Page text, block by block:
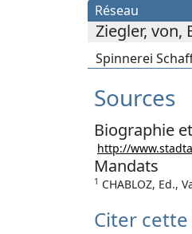
Réseau
Ziegler, von,
Spinnerei
Sources
Biographie
http://
Mandats
1 CHABLOZ, Ed.,
Citer